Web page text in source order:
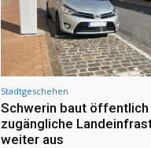
Stadtgeschehen
Schwerin baut öffentlich
zugängliche
weiter aus